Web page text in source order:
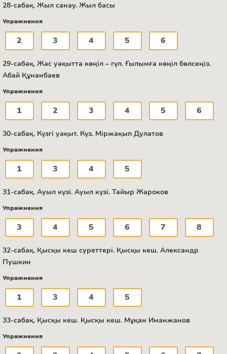
28-сабақ. Жыл санау. Жыл басы
Упражнения
2 3 4 5 6
29-сабақ. Жас уақытта көңіл – гүл. Ғылымға көңіл бөлсеңіз.
Абай Құнанбаев
Упражнения
1 2 3 4 5 6
30-сабақ. Күзгі уақыт. Күз. Міржақып Дулатов
Упражнения
1 3 4 5
31-сабақ. Ауыл күзі. Ауыл күзі. Тайыр Жароков
Упражнения
3 4 5 6 7 8
32-сабақ. Қысқы кеш суреттері. Қысқы кеш. Александр
Пушкин
Упражнения
1 3 4 5
33-сабақ. Қысқы кеш. Қысқы кеш. Мұқан Иманжанов
Упражнения